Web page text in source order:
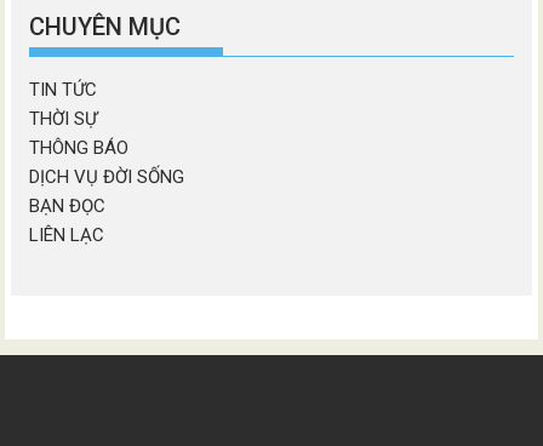
mục
CHUYÊN MỤC
TIN TỨC
THỜI SỰ
THÔNG BÁO
DỊCH VỤ ĐỜI SỐNG
BẠN ĐỌC
LIÊN LẠC